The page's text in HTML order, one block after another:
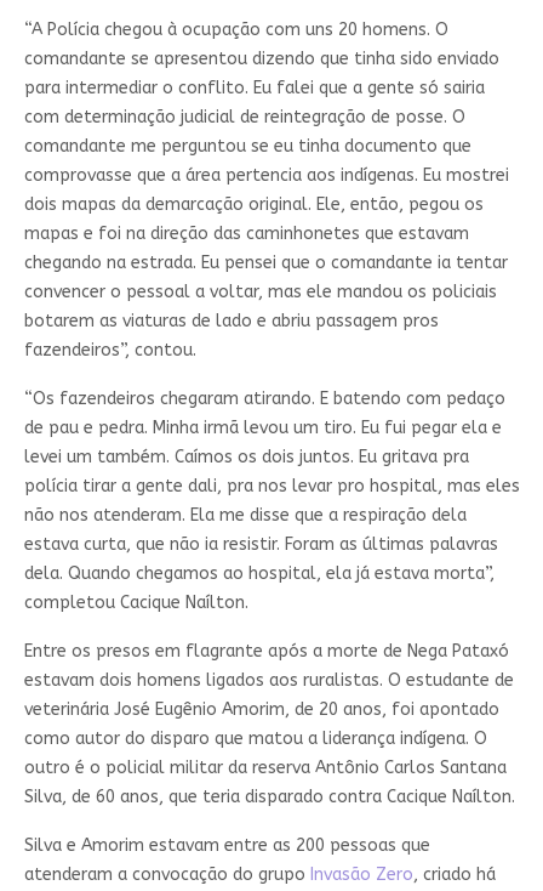
“A Polícia chegou à ocupação com uns 20 homens. O
comandante se apresentou dizendo que tinha sido enviado
para intermediar o conflito. Eu falei que a gente só sairia
com determinação judicial de reintegração de posse. O
comandante me perguntou se eu tinha documento que
comprovasse que a área pertencia aos indígenas. Eu mostrei
dois mapas da demarcação original. Ele, então, pegou os
mapas e foi na direção das caminhonetes que estavam
chegando na estrada. Eu pensei que o comandante ia tentar
convencer o pessoal a voltar, mas ele mandou os policiais
botarem as viaturas de lado e abriu passagem pros
fazendeiros”, contou.
“Os fazendeiros chegaram atirando. E batendo com pedaço
de pau e pedra. Minha irmã levou um tiro. Eu fui pegar ela e
levei um também. Caímos os dois juntos. Eu gritava pra
polícia tirar a gente dali, pra nos levar pro hospital, mas eles
não nos atenderam. Ela me disse que a respiração dela
estava curta, que não ia resistir. Foram as últimas palavras
dela. Quando chegamos ao hospital, ela já estava morta”,
completou Cacique Naílton.
Entre os presos em flagrante após a morte de Nega Pataxó
estavam dois homens ligados aos ruralistas. O estudante de
veterinária José Eugênio Amorim, de 20 anos, foi apontado
como autor do disparo que matou a liderança indígena. O
outro é o policial militar da reserva Antônio Carlos Santana
Silva, de 60 anos, que teria disparado contra Cacique Naílton.
Silva e Amorim estavam entre as 200 pessoas que
atenderam a convocação do grupo Invasão Zero, criado há